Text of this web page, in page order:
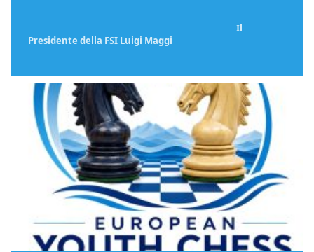
Il
Presidente della FSI Luigi Maggi